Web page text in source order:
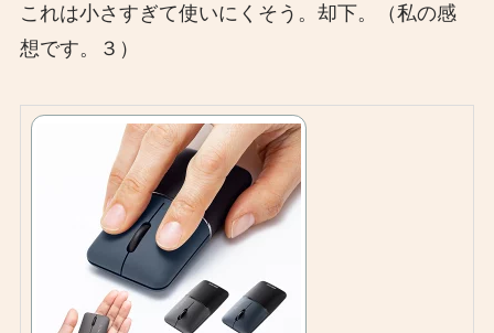
これは小さすぎて使いにくそう。却下。（私の感
想です。３）